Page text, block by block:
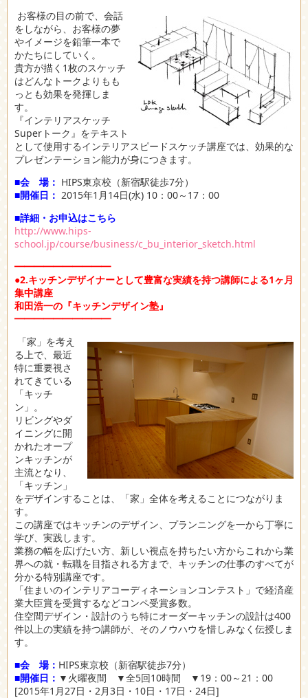
お客様の目の前で、会話
をしながら、お客様の夢
やイメージを鉛筆一本で
かたちにしていく。
貴方が描く1枚のスケッチ
はどんなトークよりもも
っとも効果を発揮しま
す。
『インテリアスケッチ
Superトーク』をテキスト
として使用するインテリアスピードスケッチ講座では、効果的な
プレゼンテーション能力が身につきます。
■会 場： HIPS東京校（新宿駅徒歩7分）
■開催日： 2015年1月14日(水) 10：00～17：00
■詳細・お申込はこちら
http://www.hips-
school.jp/course/business/c_bu_interior_sketch.html
━━━━━━━━━━
●2.キッチンデザイナーとして豊富な実績を持つ講師による1ヶ月
集中講座
和田浩一の『キッチンデザイン塾』
━━━━━━━━━━
「家」を考え
る上で、最近
特に重要視さ
れてきている
「キッチ
ン」。
リビングやダ
イニングに開
かれたオープ
ンキッチンが
主流となり、
「キッチン」
をデザインすることは、「家」全体を考えることにつながりま
す。
この講座ではキッチンのデザイン、プランニングを一から丁寧に
学び、実践します。
業務の幅を広げたい方、新しい視点を持ちたい方からこれから業
界への就・転職を目指される方まで、キッチンの仕事のすべてが
分かる特別講座です。
「住まいのインテリアコーディネーションコンテスト」で経済産
業大臣賞を受賞するなどコンペ受賞多数。
住空間デザイン・設計のうち特にオーダーキッチンの設計は400
件以上の実績を持つ講師が、そのノウハウを惜しみなく伝授しま
す。
■会 場： HIPS東京校（新宿駅徒歩7分）
■開催日： ▼火曜夜間 ▼全5回10時間 ▼19：00～21：00
[2015年1月27日・2月3日・10日・17日・24日]